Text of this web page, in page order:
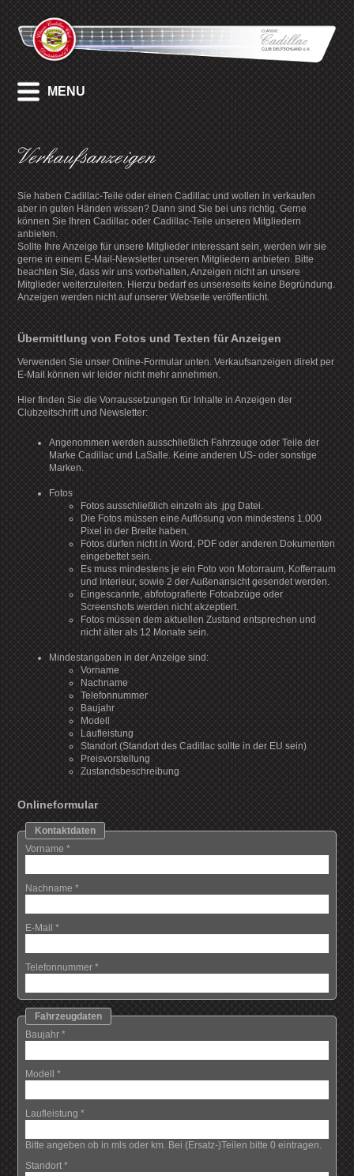
MENU
Verkaufsanzeigen
Sie haben Cadillac-Teile oder einen Cadillac und wollen in verkaufen
aber in guten Händen wissen? Dann sind Sie bei uns richtig. Gerne
können Sie Ihren Cadillac oder Cadillac-Teile unseren Mitgliedern
anbieten.
Sollte Ihre Anzeige für unsere Mitglieder interessant sein, werden wir sie
gerne in einem E-Mail-Newsletter unseren Mitgliedern anbieten. Bitte
beachten Sie, dass wir uns vorbehalten, Anzeigen nicht an unsere
Mitglieder weiterzuleiten. Hierzu bedarf es unsereseits keine Begründung.
Anzeigen werden nicht auf unserer Webseite veröffentlicht.
Übermittlung von Fotos und Texten für Anzeigen
Verwenden Sie unser Online-Formular unten. Verkaufsanzeigen direkt per
E-Mail können wir leider nicht mehr annehmen.
Hier finden Sie die Vorraussetzungen für Inhalte in Anzeigen der
Clubzeitschrift und Newsletter:
Angenommen werden ausschließlich Fahrzeuge oder Teile der
Marke Cadillac und LaSalle. Keine anderen US- oder sonstige
Marken.
Fotos
Fotos ausschließlich einzeln als .jpg Datei.
Die Fotos müssen eine Auflösung von mindestens 1.000
Pixel in der Breite haben.
Fotos dürfen nicht in Word, PDF oder anderen Dokumenten
eingebettet sein.
Es muss mindestens je ein Foto von Motorraum, Kofferraum
und Interieur, sowie 2 der Außenansicht gesendet werden.
Eingescannte, abfotografierte Fotoabzüge oder
Screenshots werden nicht akzeptiert.
Fotos müssen dem aktuellen Zustand entsprechen und
nicht älter als 12 Monate sein.
Mindestangaben in der Anzeige sind:
Vorname
Nachname
Telefonnummer
Baujahr
Modell
Laufleistung
Standort (Standort des Cadillac sollte in der EU sein)
Preisvorstellung
Zustandsbeschreibung
Onlineformular
Kontaktdaten
Vorname*
Nachname*
E-Mail*
Telefonnummer*
Fahrzeugdaten
Baujahr*
Modell*
Laufleistung*
Bitte angeben ob in mls oder km. Bei (Ersatz-)Teilen bitte 0 eintragen.
Standort*